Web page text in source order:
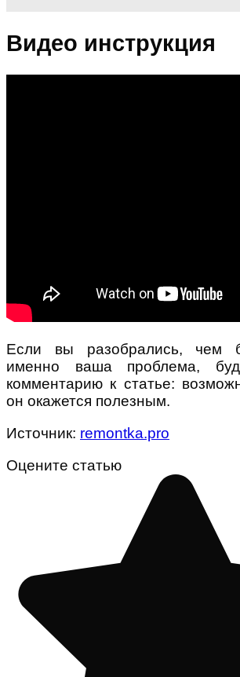
Видео инструкция
Если вы разобрались, чем
именно ваша проблема,
комментарию к статье:
он окажется полезным.
Источник: remontka.pro
Оцените статью